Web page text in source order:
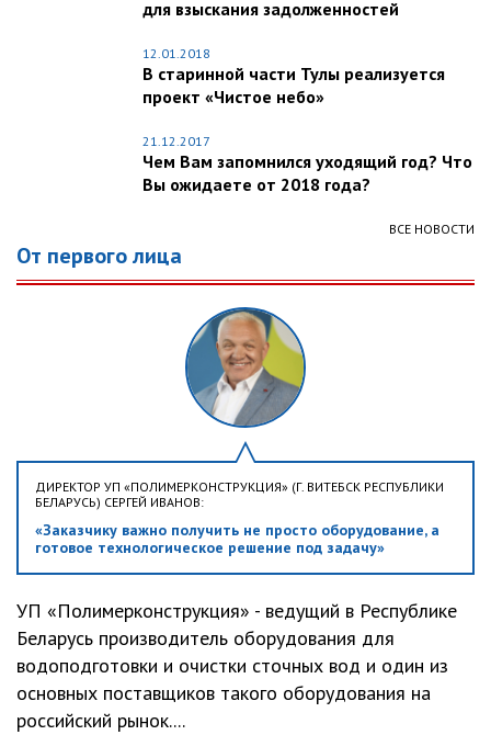
для взыскания задолженностей
12.01.2018
В старинной части Тулы реализуется
проект «Чистое небо»
21.12.2017
Чем Вам запомнился уходящий год? Что
Вы ожидаете от 2018 года?
ВСЕ НОВОСТИ
От первого лица
ДИРЕКТОР УП «ПОЛИМЕРКОНСТРУКЦИЯ» (Г. ВИТЕБСК РЕСПУБЛИКИ
БЕЛАРУСЬ) СЕРГЕЙ ИВАНОВ:
«Заказчику важно получить не просто оборудование, а
готовое технологическое решение под задачу»
УП «Полимерконструкция» - ведущий в Республике
Беларусь производитель оборудования для
водоподготовки и очистки сточных вод и один из
основных поставщиков такого оборудования на
российский рынок....